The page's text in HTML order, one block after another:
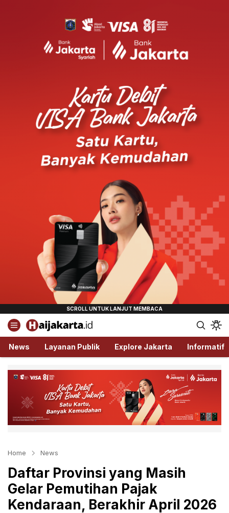
Haijakarta.id
Semua Tentang Jakarta Ada Disini!
News Layanan Publik Explore Jakarta Informatif
Home News
Daftar Provinsi yang Masih
Gelar Pemutihan Pajak
Kendaraan, Berakhir April 2026